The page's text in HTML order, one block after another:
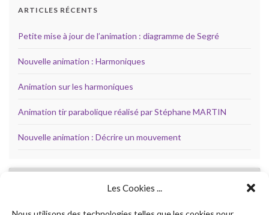
Les Cookies ...
ARTICLES RÉCENTS
Petite mise à jour de l’animation : diagramme de Segré
Nouvelle animation : Harmoniques
Animation sur les harmoniques
Animation tir parabolique réalisé par Stéphane MARTIN
Nouvelle animation : Décrire un mouvement
pour